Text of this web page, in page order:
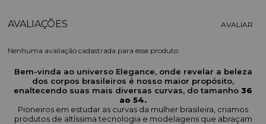
Nenhuma avaliação cadastrada para esse produto.
Bem-vinda ao universo Elegance, onde revelar a beleza
dos corpos brasileiros é nosso maior propósito,
enaltecendo suas mais diversas curvas, do tamanho 36
ao 54.
Pioneiros em estudar as curvas da mulher brasileira, criamos
produtos de altíssima tecnologia e modelagens que abraçam